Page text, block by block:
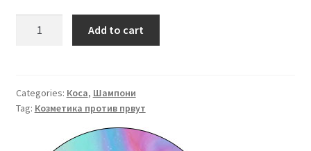
NORMALAZING
250
Add to cart
Categories: Коса, Шампони
Tag: Козметика против првут